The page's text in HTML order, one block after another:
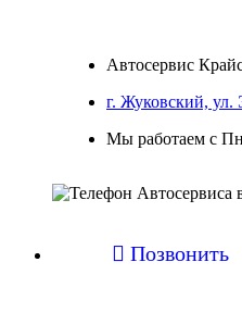
Автосервис
г. Жуковский, ул.
Мы работаем с
 Позвонить